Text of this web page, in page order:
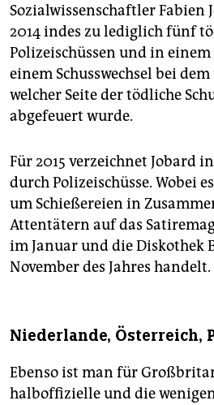
Sozialwissenschaftler Fabien
2014 indes zu lediglich fünf
Polizeischüssen und in
einem Schusswechsel bei
welcher Seite der tödliche
abgefeuert wurde.
Für 2015 verzeichnet Jobard
durch Polizeischüsse. Wobei
um Schießereien in
Attentätern auf das
im Januar und die Diskothek
November des Jahres handelt.
Niederlande, Österreich,
Ebenso ist man für
halboffizielle und die